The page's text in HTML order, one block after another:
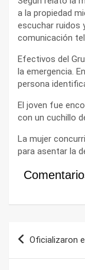
a la propiedad
escuchar ruidos
comunicación
Efectivos del
la emergencia.
persona
El joven fue
con un cuchillo
La mujer
para asentar la
Navegación
Oficializaron